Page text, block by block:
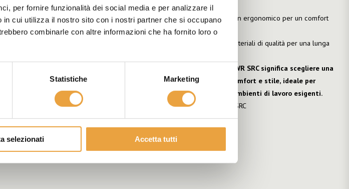
per fornire funzionalità dei social media e per analizzare il
cui utilizza il nostro sito con i nostri partner che si occupano
combinarle con altre informazioni che ha fornito loro o
Statistiche Marketing
selezionati Accetta tutti
resistenti.
Comfort:Materiali traspiranti e design ergonomico per un comfort
duraturo.
Costruzione robusta e materiali di qualità per una lunga
Investire nelle Dike Sublime H S7 WR SRC significa scegliere una
calzatura che unisce sicurezza, comfort e stile, ideale per
affrontare le sfide quotidiane in ambienti di lavoro esigenti.
: EN ISO 20345 S7 WR SRC